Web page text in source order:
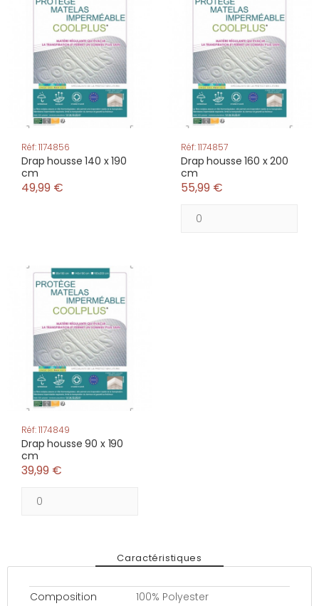
Réf: 1174856
Drap housse 140 x 190
cm
49,99 €
Réf: 1174857
Drap housse 160 x 200
cm
55,99 €
Réf: 1174849
Drap housse 90 x 190
cm
39,99 €
Caractéristiques
Composition 100% Polyester